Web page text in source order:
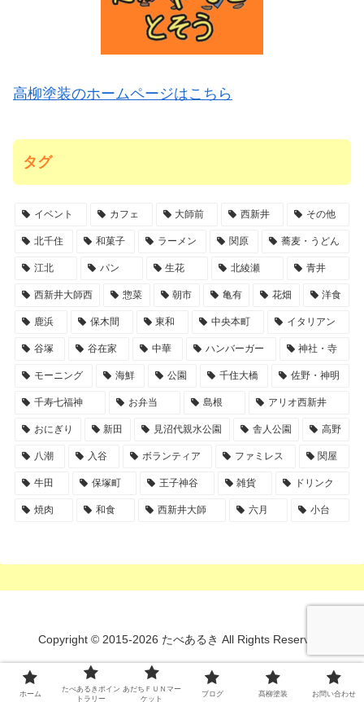
高柳塗装のホームページはこちら
タグ
イベント カフェ 大師前 西新井 その他
北千住 和菓子 ラーメン 関原 蕎麦・うどん
江北 パン 生花 北綾瀬 青井
西新井大師西 惣菜 朝市 亀有 花畑 洋食
鹿浜 保木間 東和 中央本町 イタリアン
谷塚 谷在家 中華 ハンバーガー 神社・寺
モーニング 海鮮 公園 千住大橋 佐野・神明
千寿七福神 お弁当 島根 アリオ西新井
おにぎり 新田 見沼代親水公園 舎人公園 高野
八潮 入谷 ボランティア ファミレス 関屋
牛田 保塚町 王子神谷 雑貨 ドリンク
焼肉 和食 西新井大師 六月 小台
Copyright © 2015-2026 たべあるき All Rights Reserved.
ホーム
たべあるきポイン
トラリー
あだちＦＵＮマー
ケット
ブログ 髙柳塗装 お問い合わせ